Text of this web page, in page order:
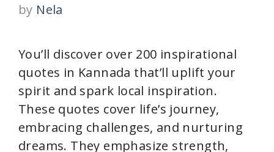
by Nela
You’ll discover over 200 inspirational
quotes in Kannada that’ll uplift your
spirit and spark local inspiration.
These quotes cover life’s journey,
embracing challenges, and nurturing
dreams. They emphasize strength,